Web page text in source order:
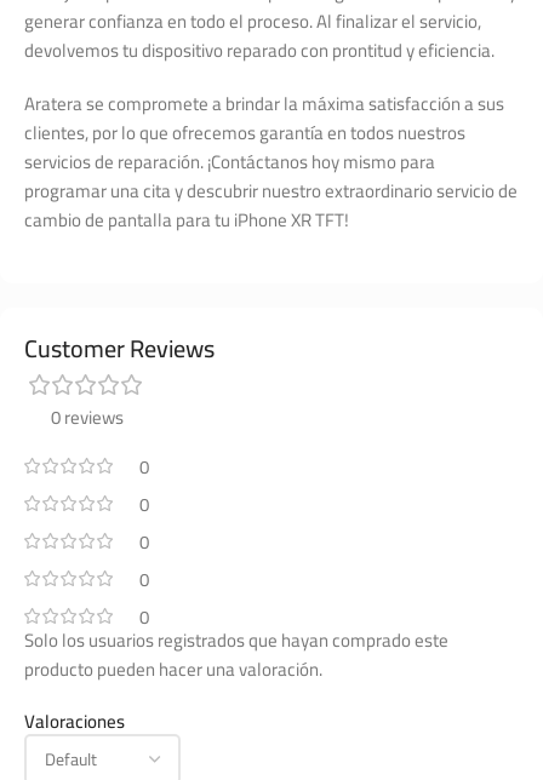
generar confianza en todo el proceso. Al finalizar el servicio,
devolvemos tu dispositivo reparado con prontitud y eficiencia.
Aratera se compromete a brindar la máxima satisfacción a sus
clientes, por lo que ofrecemos garantía en todos nuestros
servicios de reparación. ¡Contáctanos hoy mismo para
programar una cita y descubrir nuestro extraordinario servicio de
cambio de pantalla para tu iPhone XR TFT!
Customer Reviews
0 reviews
0
0
0
0
0
Valoraciones
Solo los usuarios registrados que hayan comprado este
producto pueden hacer una valoración.